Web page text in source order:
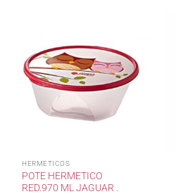
HERMETICOS
POTE HERMETICO
RED.970 ML JAGUAR .